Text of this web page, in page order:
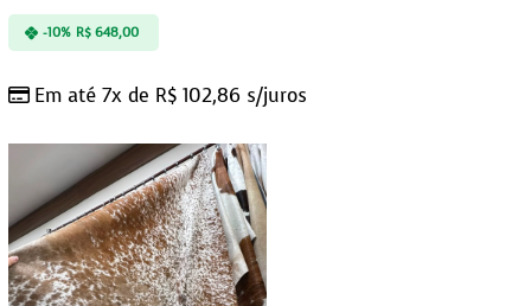
Em até 7x de R$ 102,86 s/juros
-10% R$648,00